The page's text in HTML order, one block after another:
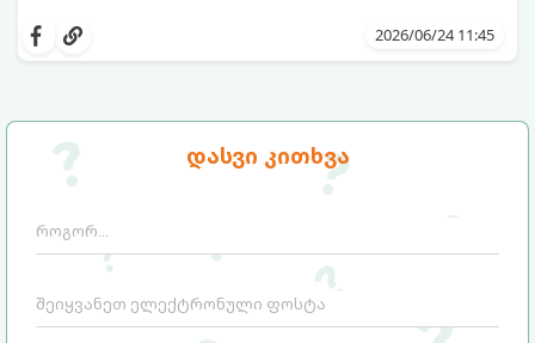
დასვი კითხვა
შედეგების გაუმჯობესებაზე. თუმცა,
თვითკონტროლი ადამიანს ეხმარება
მიზნებზე ფოკუსირებაში. ბავშვთა
ხაზს უსვამს, რომ სწორედ
თვითკონტროლია ერთ-ერთი ყველაზე
ურთიერთობებს.
მიმართულება, რომელთა მართვაც
მშობლებმა ბავშვებს ადრეული
2026/06/24 11:45